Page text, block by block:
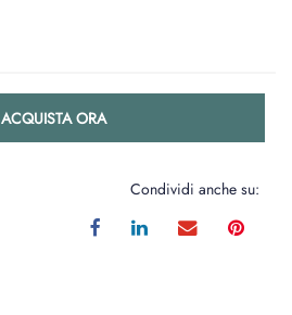
ACQUISTA ORA
Condividi anche su: